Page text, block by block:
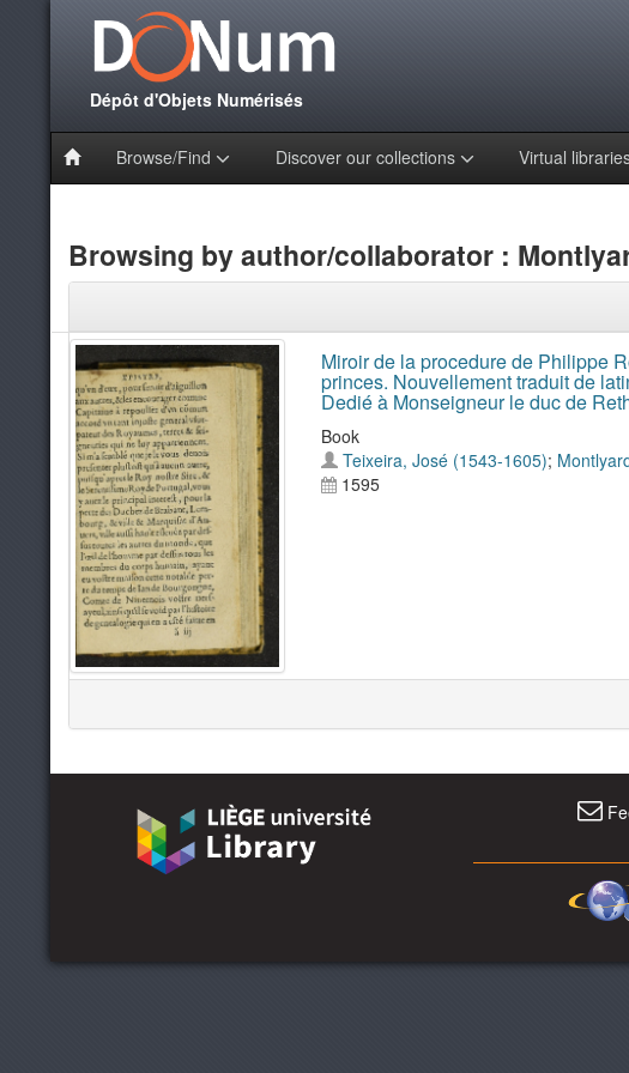
Dépôt d'Objets Numérisés
Browse/Find Discover our collections Virtual
Browsing by author/collaborator :
Miroir de la procedure de Philippe
princes. Nouvellement traduit de
Dedié à Monseigneur le duc de
Book
Teixeira, José (1543-1605);
1595